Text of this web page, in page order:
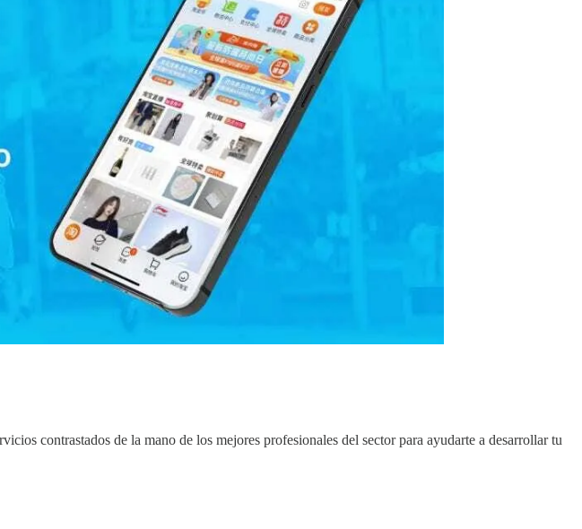
contrastados de la mano de los mejores profesionales del sector para ayudarte a desarrollar tu